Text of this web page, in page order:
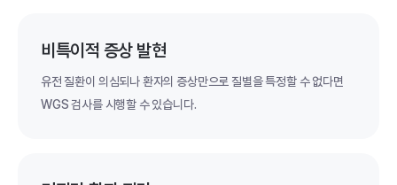
비특이적 증상 발현
유전 질환이 의심되나 환자의 증상만으로 질별을 특정할 수 없다면
WGS 검사를 시행할 수 있습니다.